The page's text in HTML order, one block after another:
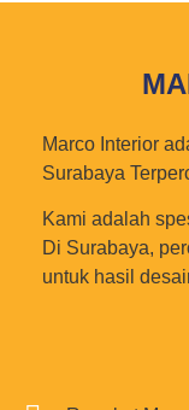
Marco Interior
Surabaya
Kami adalah
Di Surabaya,
untuk hasil